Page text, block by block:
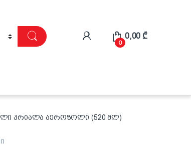
0
0,00 ₾
პრიალა აეროზოლი (520 მლ)